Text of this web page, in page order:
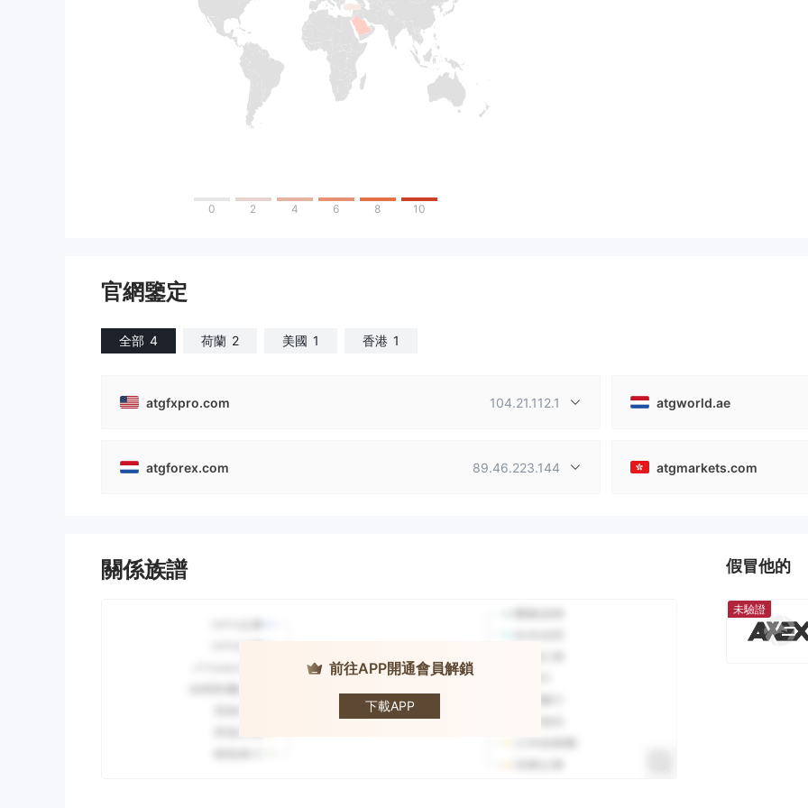
0 2 4 6 8 10
官網鑒定
全部 4 荷蘭 2 美國 1 香港 1
atgfxpro.com 104.21.112.1 atgworld.ae
atgforex.com 89.46.223.144 atgmarkets.com
關係族譜
前往APP開通會員解鎖
下載APP
ATG
假冒他的
未驗證